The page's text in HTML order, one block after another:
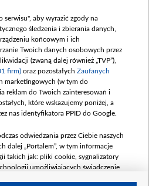
wewnętrznych
serwisu", aby wyrazić zgody na
śledzenia i zbierania danych,
końcowym i ich
Twoich danych osobowych przez
(zwaną dalej również „TVP”),
firm) oraz pozostałych Zaufanych
marketingowych (w tym do
reklam do Twoich zainteresowań i
które wskazujemy poniżej, a
nas identyfikatora PPID do Google.
odwiedzania przez Ciebie naszych
dalej „Portalem”, w tym informacje
takich jak: pliki cookie, sygnalizatory
umożliwiających świadczenie